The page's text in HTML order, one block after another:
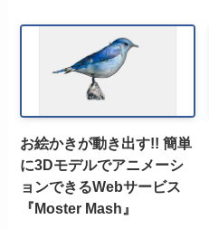
お絵かきが動き出す!! 簡単
に3Dモデルでアニメーシ
ョンできるWebサービス
『Moster Mash』